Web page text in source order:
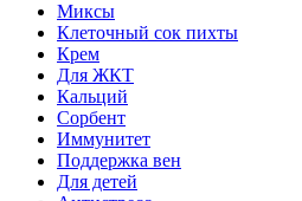
Миксы
Клеточный сок пихты
Крем
Для ЖКТ
Кальций
Сорбент
Иммунитет
Поддержка вен
Для детей